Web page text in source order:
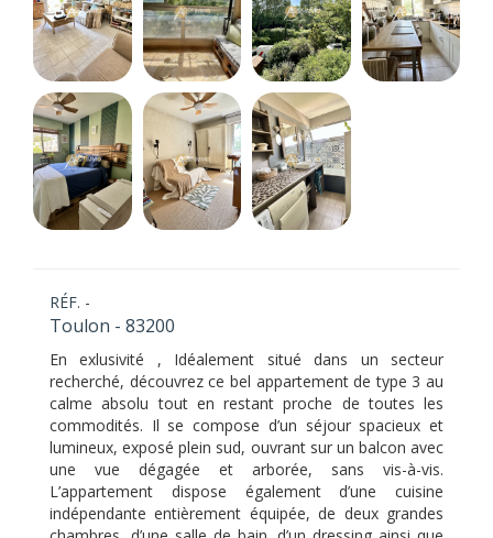
RÉF. -
Toulon - 83200
En exlusivité , Idéalement situé dans un secteur
recherché, découvrez ce bel appartement de type 3 au
calme absolu tout en restant proche de toutes les
commodités. Il se compose d’un séjour spacieux et
lumineux, exposé plein sud, ouvrant sur un balcon avec
une vue dégagée et arborée, sans vis-à-vis.
L’appartement dispose également d’une cuisine
indépendante entièrement équipée, de deux grandes